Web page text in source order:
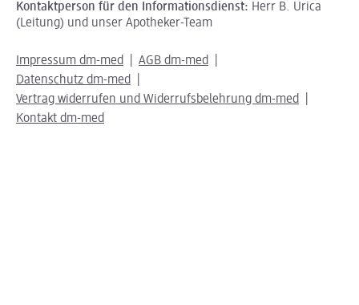
Kontaktperson für den Informationsdienst: Herr B. Urica
(Leitung) und unser Apotheker-Team
Impressum dm-med
AGB dm-med
Datenschutz dm-med
Vertrag widerrufen und Widerrufsbelehrung dm-med
Kontakt dm-med